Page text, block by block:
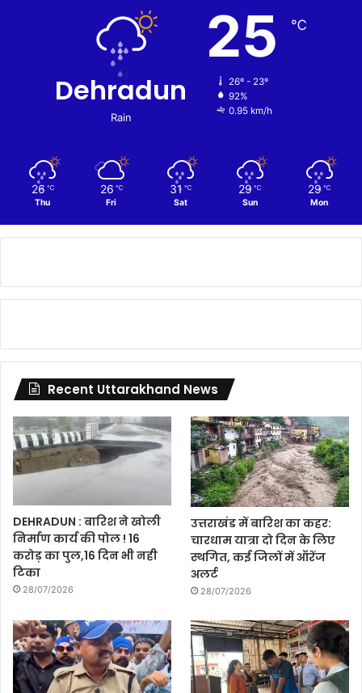
Dehradun
Rain
25 ℃
26º - 23º
92%
0.95 km/h
26 ℃
Thu
26 ℃
Fri
31 ℃
Sat
29 ℃
Sun
29 ℃
Mon
Recent Uttarakhand News
DEHRADUN : बारिश ने खोली
निर्माण कार्य की पोल ! 16
करोड़ का पुल,16 दिन भी नही
टिका
28/07/2026
उत्तराखंड में बारिश का कहर:
चारधाम यात्रा दो दिन के लिए
स्थगित, कई जिलों में ऑरेंज
अलर्ट
28/07/2026